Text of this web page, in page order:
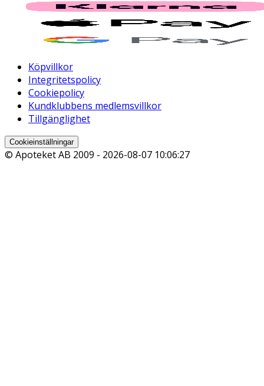
Köpvillkor
Integritetspolicy
Cookiepolicy
Kundklubbens medlemsvillkor
Tillgänglighet
Cookieinställningar
© Apoteket AB 2009 - 2026-08-07 10:06:27